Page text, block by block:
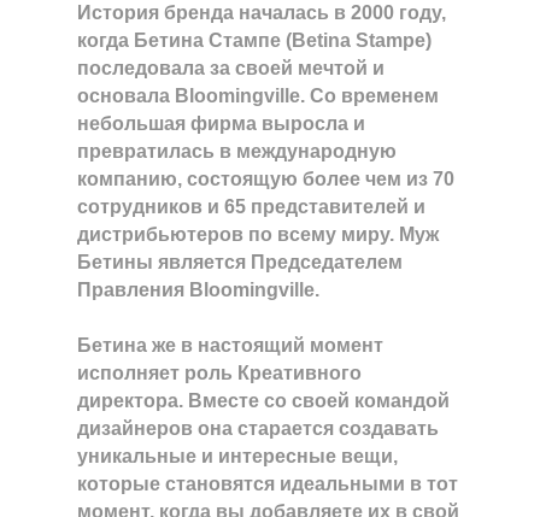
История бренда началась в 2000 году,
когда Бетина Стампе (Betina Stampe)
последовала за своей мечтой и
основала Bloomingville. Со временем
небольшая фирма выросла и
превратилась в международную
компанию, состоящую более чем из 70
сотрудников и 65 представителей и
дистрибьютеров по всему миру. Муж
Бетины является Председателем
Правления Bloomingville.
Бетина же в настоящий момент
исполняет роль Креативного
директора. Вместе со своей командой
дизайнеров она старается создавать
уникальные и интересные вещи,
которые становятся идеальными в тот
момент, когда вы добавляете их в свой